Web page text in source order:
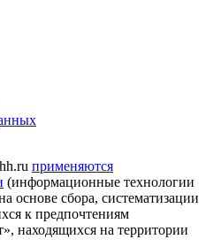
применяются
(информационные технологии
основе сбора, систематизации
к предпочтениям
находящихся на территории